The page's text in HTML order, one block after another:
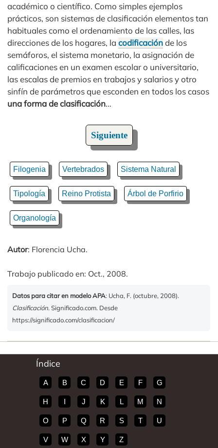
académico o científico. Como simples ejemplos
prácticos, son sistemas de clasificación elementos tan
habituales como el ordenamiento de las calles, las
direcciones de los hogares, la codificaciónde los
semáforos, el sistema monetario, la asignación de
calificaciones en un examen escolar o universitario,
las escalas de premios en trabajos y salarios y otro
sinfín de parámetros que esconden en todos los casos
una forma de clasificación…
Siguiente
Filogenia Vertebrados Sistema Natural
Tipología Reino Protista Árbol de Porfirio
Organología
Autor: Florencia Ucha.
Trabajo publicado en: Oct., 2008.
Datos para citar en modelo APA: Ucha, F. (octubre, 2008).
Clasificación. Significado.com. Desde
https://significado.com/clasificacion/
Índice
A B C D E F G
H I J K L M N
O P Q R S T U
V W X Y Z